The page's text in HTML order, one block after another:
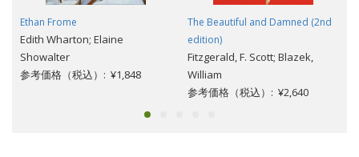
Ethan Frome
Edith Wharton; Elaine
Showalter
参考価格（税込）: ¥1,848
The Beautiful and Damned (2nd
edition)
Fitzgerald, F. Scott; Blazek,
William
参考価格（税込）: ¥2,640